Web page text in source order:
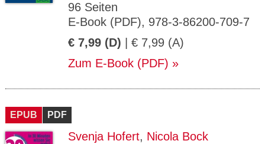
96 Seiten
E-Book (PDF), 978-3-86200-709-7
€ 7,99 (D) | € 7,99 (A)
Zum E-Book (PDF)
EPUB PDF
Svenja Hofert, Nicola Bock